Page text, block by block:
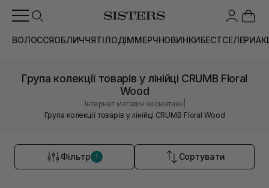
ВОЛОССЯОБЛИЧЧЯТІЛОДІММЕРЧНОВИНКИБЕСТСЕЛЕРИ
Група колекції товарів у лінійці CRUMB Floral
Wood
Інтернет магазин косметики
Група колекції товарів у лінійці CRUMB Floral Wood
Фільтр 1 Сортувати